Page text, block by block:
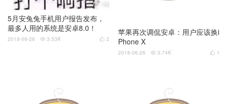
5月安兔兔手机用户报告发布，
最多人用的系统是安卓8.0！
 2
2018-06-26  3.53K
苹果再次调侃安卓：用户应该换i
Phone X
 1
2018-06-26  3.74K